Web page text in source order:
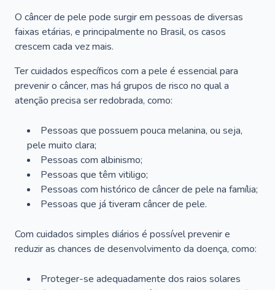
O câncer de pele pode surgir em pessoas de diversas
faixas etárias, e principalmente no Brasil, os casos
crescem cada vez mais.
Ter cuidados específicos com a pele é essencial para
prevenir o câncer, mas há grupos de risco no qual a
atenção precisa ser redobrada, como:
Pessoas que possuem pouca melanina, ou seja,
pele muito clara;
Pessoas com albinismo;
Pessoas que têm vitiligo;
Pessoas com histórico de câncer de pele na família;
Pessoas que já tiveram câncer de pele.
Com cuidados simples diários é possível prevenir e
reduzir as chances de desenvolvimento da doença, como:
Proteger-se adequadamente dos raios solares